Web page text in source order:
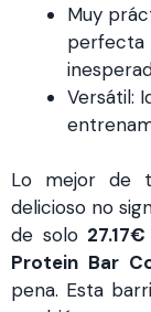
Muy
perfecta
Versátil:
Lo mejor de
delicioso no
de solo 27.17€
Protein Bar
pena. Esta